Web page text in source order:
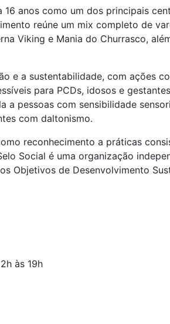
anos como um dos principais
reúne um mix completo de
Viking e Mania do Churrasco,
e a sustentabilidade, com ações
para PCDs, idosos e
a pessoas com sensibilidade
com daltonismo.
reconhecimento a práticas
Social é uma organização
Objetivos de Desenvolvimento
às 19h